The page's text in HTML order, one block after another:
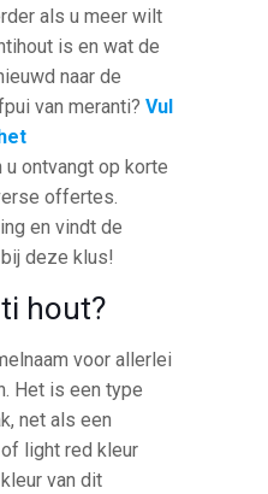
als u meer wilt
is en wat de
naar de
van meranti?Vul
u ontvangt op korte
offertes.
en vindt de
deze klus!
hout?
voor allerlei
Het is een type
net als een
light red kleur
van dit